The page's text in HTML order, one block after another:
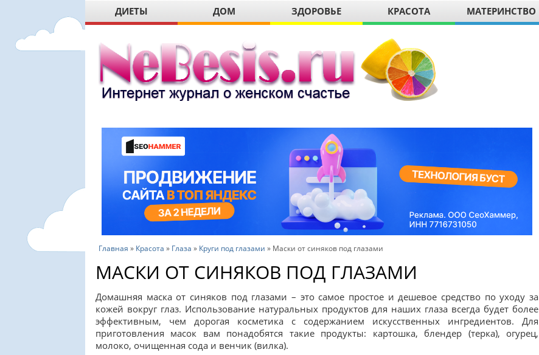
ДИЕТЫ ДОМ ЗДОРОВЬЕ КРАСОТА МАТЕРИНСТВО
Главная » Красота » Глаза » Круги под глазами » Маски от синяков под глазами
МАСКИ ОТ СИНЯКОВ ПОД ГЛАЗАМИ
Домашняя маска от синяков под глазами – это самое простое и дешевое средство по уходу за
кожей вокруг глаз. Использование натуральных продуктов для наших глаза всегда будет более
эффективным, чем дорогая косметика с содержанием искусственных ингредиентов. Для
приготовления масок вам понадобятся такие продукты: картошка, блендер (терка), огурец,
молоко, очищенная сода и венчик (вилка).